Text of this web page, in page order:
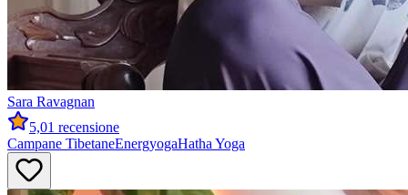
Sara Ravagnan
5,01 recensione
Campane TibetaneEnergyogaHatha Yoga